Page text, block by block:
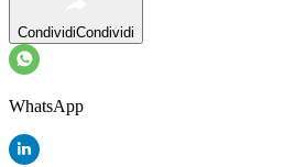
CondividiCondividi
WhatsApp